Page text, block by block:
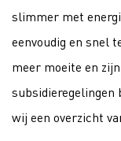
slimmer met
eenvoudig en snel
meer moeite en
subsidieregelingen
wij een overzicht